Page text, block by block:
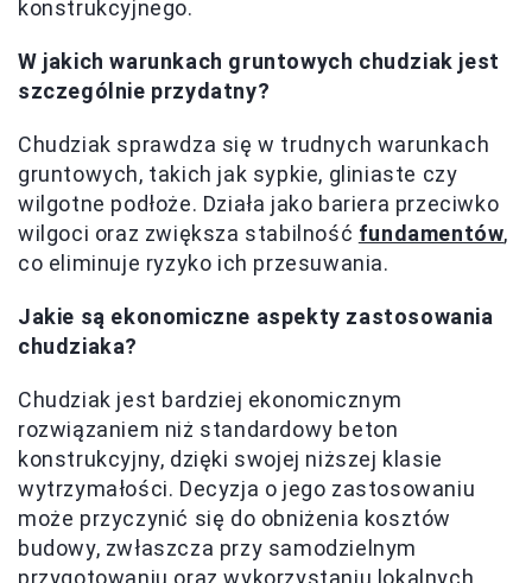
konstrukcyjnego.
W jakich warunkach gruntowych chudziak jest
szczególnie przydatny?
Chudziak sprawdza się w trudnych warunkach
gruntowych, takich jak sypkie, gliniaste czy
wilgotne podłoże. Działa jako bariera przeciwko
wilgoci oraz zwiększa stabilność fundamentów,
co eliminuje ryzyko ich przesuwania.
Jakie są ekonomiczne aspekty zastosowania
chudziaka?
Chudziak jest bardziej ekonomicznym
rozwiązaniem niż standardowy beton
konstrukcyjny, dzięki swojej niższej klasie
wytrzymałości. Decyzja o jego zastosowaniu
może przyczynić się do obniżenia kosztów
budowy, zwłaszcza przy samodzielnym
przygotowaniu oraz wykorzystaniu lokalnych